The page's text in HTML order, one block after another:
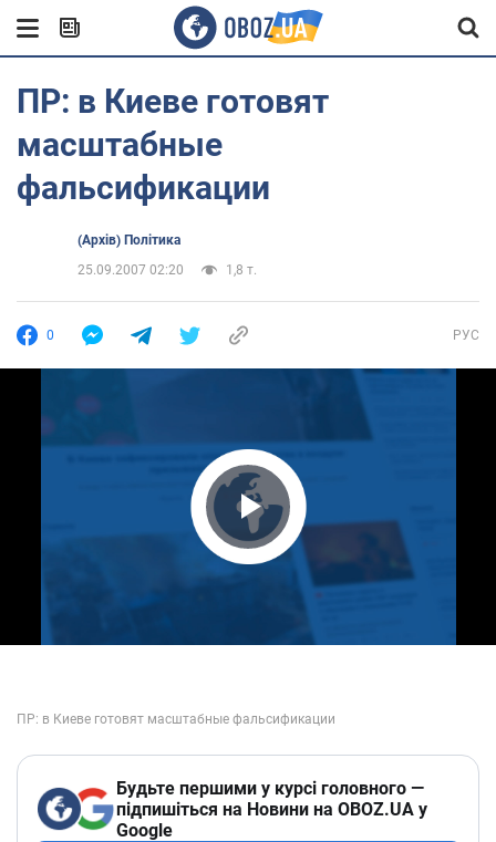
ПР: в Киеве готовят
масштабные
фальсификации
(Архів) Політика
25.09.2007 02:20
1,8 т.
0 РУС
Play Video
Будьте першими у курсі головного —
підпишіться на Новини на OBOZ.UA у
Google